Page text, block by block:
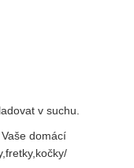
v suchu.
domácí